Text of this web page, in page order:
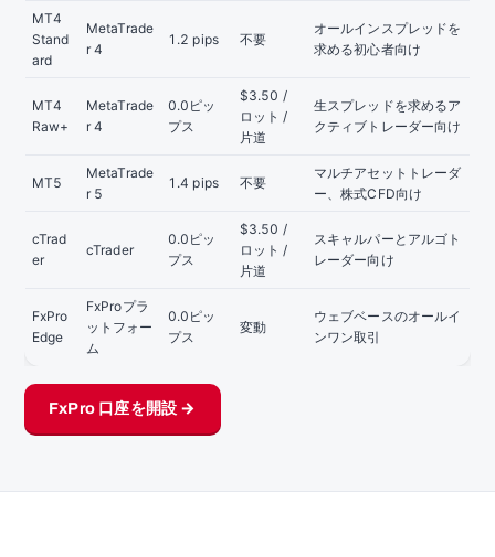
MT4
Stand
ard
MetaTrade
r 4
1.2 pips 不要
オールインスプレッドを
求める初心者向け
MT4
Raw+
MetaTrade
r 4
0.0ピッ
プス
$3.50 /
ロット /
片道
生スプレッドを求めるア
クティブトレーダー向け
MT5
MetaTrade
r 5
1.4 pips 不要
マルチアセットトレーダ
ー、株式CFD向け
cTrad
er
cTrader
0.0ピッ
プス
$3.50 /
ロット /
片道
スキャルパーとアルゴト
レーダー向け
FxPro
Edge
FxProプラ
ットフォー
ム
0.0ピッ
プス
変動
ウェブベースのオールイ
ンワン取引
FxPro 口座を開設 →